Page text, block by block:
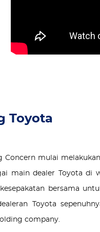
Toyota
Concern mulai
main dealer Toyota di
kesepakatan bersama
Toyota
company.